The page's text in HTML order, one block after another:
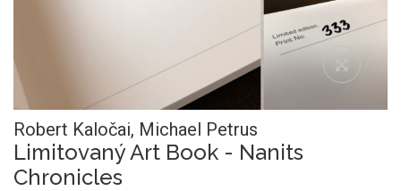
Robert Kaločai, Michael Petrus
Limitovaný Art Book - Nanits
Chronicles